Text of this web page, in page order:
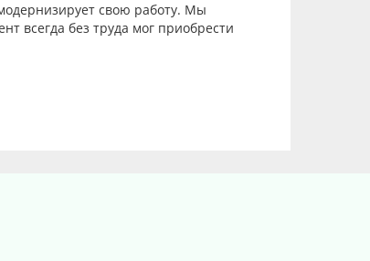
свою работу. Мы
всегда без труда мог приобрести